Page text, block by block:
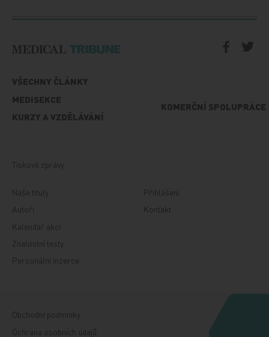
VŠECHNY ČLÁNKY
MEDISEKCE
KURZY A VZDĚLÁVÁNÍ
KOMERČNÍ SPOLUPRÁCE
Tiskové zprávy
Naše tituly
Autoři
Kalendář akcí
Znalostní testy
Personální inzerce
Přihlášení
Kontakt
Obchodní podmínky
Ochrana osobních údajů